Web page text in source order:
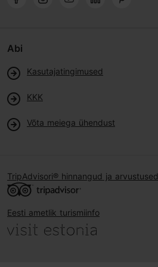
Abi
Kasutajatingimused
KKK
Võta meiega ühendust
TripAdvisori® hinnangud ja arvustused
Eesti ametlik turismiinfo